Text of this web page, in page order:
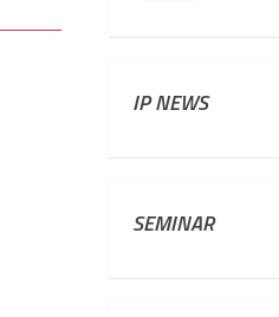
IP NEWS
SEMINAR